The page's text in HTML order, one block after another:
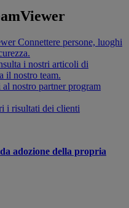
Connettere persone, luoghi
i nostri articoli di
il nostro team.
nostro partner program
i risultati dei clienti
adozione della propria